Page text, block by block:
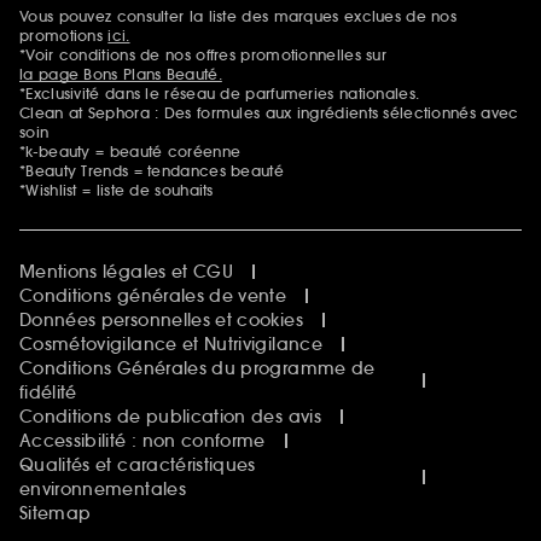
Sephora Beautiful Club
Clean at Sephora
Idées & Inspirations Beauté
Mentions additionnelles
Vous pouvez consulter la liste des marques exclues de nos
promotionsici.
*Voir conditions de nos offres promotionnelles sur
la page Bons Plans Beauté.
*Exclusivité dans le réseau de parfumeries nationales.
Clean at Sephora : Des formules aux ingrédients sélectionnés avec
soin
*k-beauty = beauté coréenne
*Beauty Trends = tendances beauté
*Wishlist = liste de souhaits
Mentions légales et CGU
Conditions générales de vente
Données personnelles et cookies
Cosmétovigilance et Nutrivigilance
Conditions Générales du programme de
fidélité
Conditions de publication des avis
Accessibilité : non conforme
Qualités et caractéristiques
environnementales
Sitemap